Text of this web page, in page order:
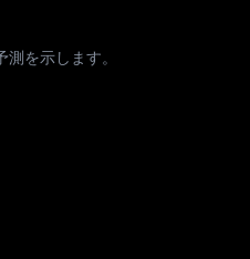
を示します。